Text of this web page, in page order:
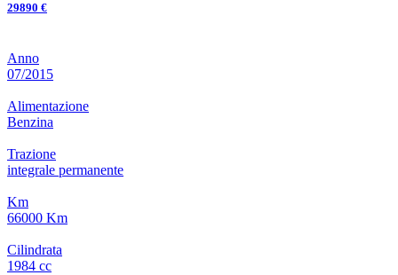
29890 €
Anno
07/2015
Alimentazione
Benzina
Trazione
integrale permanente
Km
66000 Km
Cilindrata
1984 cc